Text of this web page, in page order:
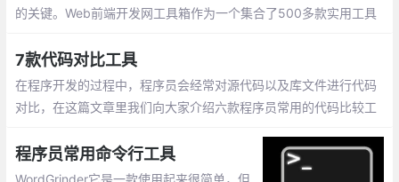
的关键。Web前端开发网工具箱作为一个集合了500多款实用工具
下载安装、直接在浏览器中使用的便捷解决方案。
7款代码对比工具
在程序开发的过程中，程序员会经常对源代码以及库文件进行代码
对比，在这篇文章里我们向大家介绍六款程序员常用的代码比较工
程序员常用命令行工具
WordGrinder它是一款使用起来很简单，但